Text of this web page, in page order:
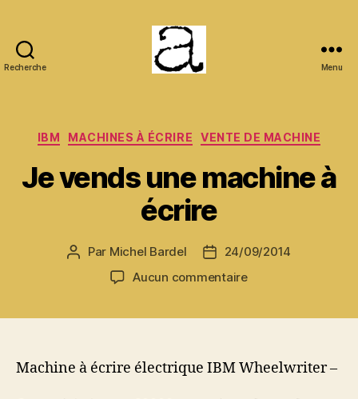
Recherche Menu
Catégories
IBM MACHINES À ÉCRIRE VENTE DE MACHINE
Je vends une machine à
écrire
Auteur
Par Michel Bardel
Date24/09/2014
Aucun commentairesur
à
Machine à écrire électrique IBM Wheelwriter –